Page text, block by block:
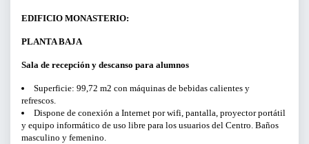
ACTIVIDADES ONLINE
PERÍODO
EDIFICIO MONASTERIO:
PLANTA BAJA
Sala de recepción y descanso para alumnos
Superficie: 99,72 m2 con máquinas de bebidas calientes y
refrescos.
Dispone de conexión a Internet por wifi, pantalla, proyector portátil
y equipo informático de uso libre para los usuarios del Centro. Baños
masculino y femenino.